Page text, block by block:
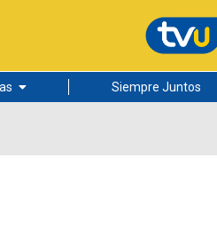
Siempre Juntos